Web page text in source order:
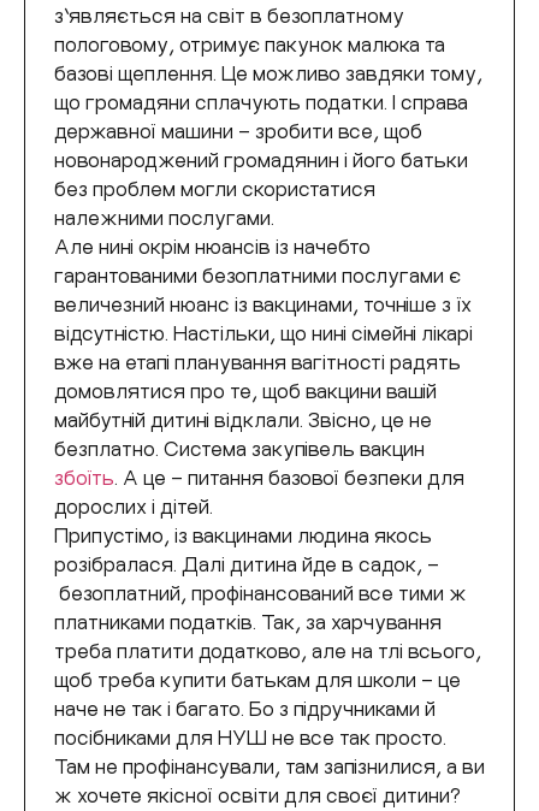
з’являється на світ в безоплатному
пологовому, отримує пакунок малюка та
базові щеплення. Це можливо завдяки тому,
що громадяни сплачують податки. І справа
державної машини – зробити все, щоб
новонароджений громадянин і його батьки
без проблем могли скористатися
належними послугами.
Але нині окрім нюансів із начебто
гарантованими безоплатними послугами є
величезний нюанс із вакцинами, точніше з їх
відсутністю. Настільки, що нині сімейні лікарі
вже на етапі планування вагітності радять
домовлятися про те, щоб вакцини вашій
майбутній дитині відклали. Звісно, це не
безплатно. Система закупівель вакцин
збоїть. А це – питання базової безпеки для
дорослих і дітей.
Припустімо, із вакцинами людина якось
розібралася. Далі дитина йде в садок, –
безоплатний, профінансований все тими ж
платниками податків. Так, за харчування
треба платити додатково, але на тлі всього,
щоб треба купити батькам для школи – це
наче не так і багато. Бо з підручниками й
посібниками для НУШ не все так просто.
Там не профінансували, там запізнилися, а ви
ж хочете якісної освіти для своєї дитини?